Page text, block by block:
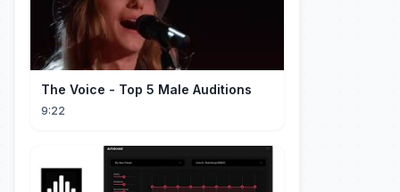
The Voice - Top 5 Male Auditions
9:22